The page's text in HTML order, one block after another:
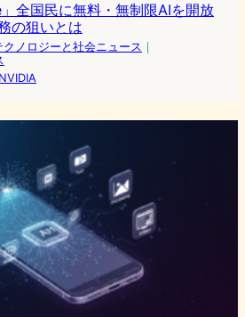
全国民に無料・無制限AIを開放
の狙いとは
クノロジーと社会ニュース ｜
NVIDIA